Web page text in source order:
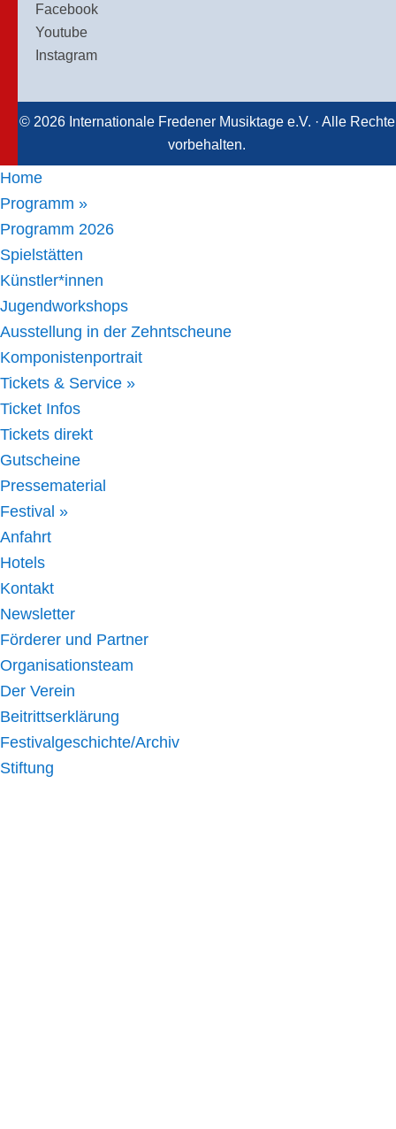
Facebook
Youtube
Instagram
© 2026 Internationale Fredener Musiktage e.V. · Alle Rechte
vorbehalten.
Home
Programm »
Programm 2026
Spielstätten
Künstler*innen
Jugendworkshops
Ausstellung in der Zehntscheune
Komponistenportrait
Tickets & Service »
Ticket Infos
Tickets direkt
Gutscheine
Pressematerial
Festival »
Anfahrt
Hotels
Kontakt
Newsletter
Förderer und Partner
Organisationsteam
Der Verein
Beitrittserklärung
Festivalgeschichte/Archiv
Stiftung